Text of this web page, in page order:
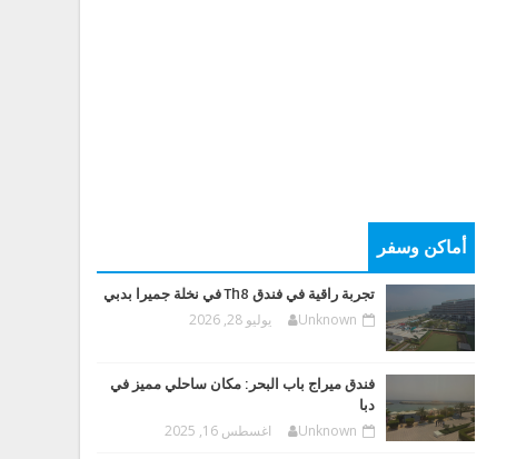
أماكن وسفر
تجربة راقية في فندق Th8 في نخلة جميرا بدبي
Unknown يوليو 28, 2026
فندق ميراج باب البحر: مكان ساحلي مميز في
دبا
Unknown اغسطس 16, 2025